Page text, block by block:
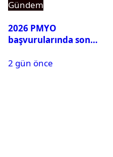
Gündem
2026 PMYO
başvurularında son
2 gün önce